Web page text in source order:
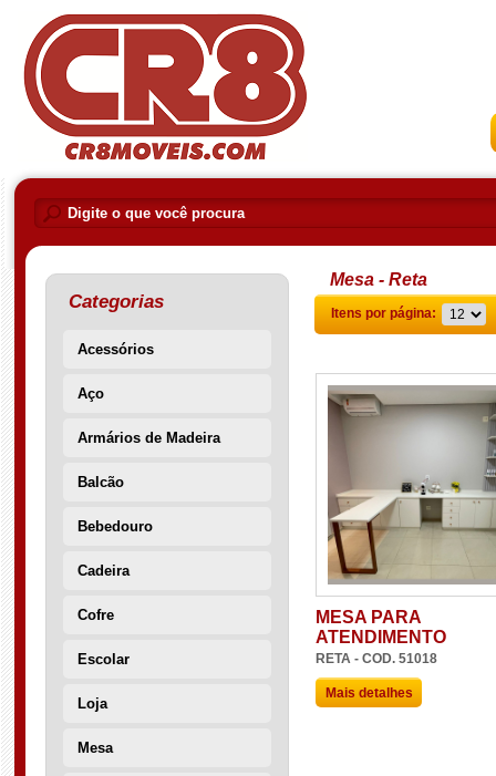
Categorias
Acessórios
Aço
Armários de Madeira
Balcão
Bebedouro
Cadeira
Cofre
Escolar
Loja
Mesa
Mesa - Reta
Itens por página:
MESA PARA
ATENDIMENTO
RETA - COD. 51018
Mais detalhes